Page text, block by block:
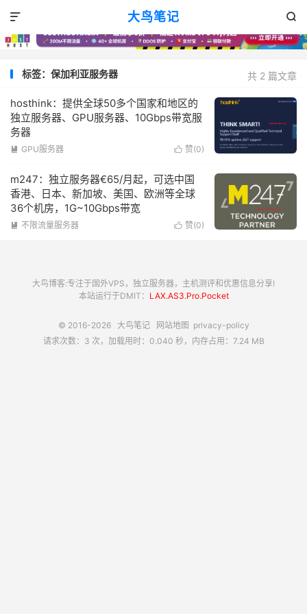
大鸟笔记 

共 2 篇文章
标签：保加利亚服务器
hosthink：提供全球50多个国家和地区的
独立服务器、GPU服务器、10Gbps带宽服
务器
 赞(0)
 GPU服务器
m247：独立服务器€65/月起，可选中国
香港、日本、新加坡、美国、欧洲等全球
36个机房，1G~10Gbps带宽
 赞(0)
 不限流量服务器
大鸟博客:专注于国外VPS，独立服务器，主机测评和优惠信息分享!
本站运行于DMIT： LAX.AS3.Pro.Pocket
© 2016-2026 大鸟笔记 网站地图 privacy-policy
请求次数：3 次，加载用时：0.040 秒，内存占用：7.24 MB